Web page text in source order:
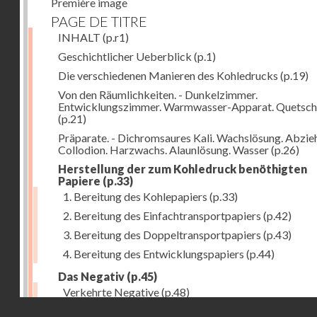
PAGE DE TITRE
INHALT (p.r1)
Geschichtlicher Ueberblick (p.1)
Die verschiedenen Manieren des Kohledrucks (p.19)
Von den Räumlichkeiten. - Dunkelzimmer.
Entwicklungszimmer. Warmwasser-Apparat.
(p.21)
Präparate. - Dichromsaures Kali. Wachslösung.
Collodion. Harzwachs. Alaunlösung. Wasser(p.26)
Herstellung der zum Kohledruck benöthigten
Papiere (p.33)
1. Bereitung des Kohlepapiers (p.33)
2. Bereitung des Einfachtransportpapiers (p.42)
3. Bereitung des Doppeltransportpapiers (p.43)
4. Bereitung des Entwicklungspapiers (p.44)
Das Negativ (p.45)
Verkehrte Negative(p.48)